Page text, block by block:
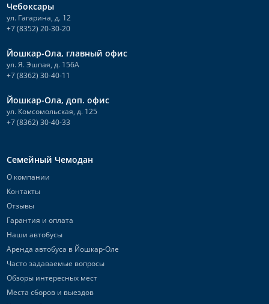
Чебоксары
ул. Гагарина, д. 12
+7 (8352) 20-30-20
Йошкар-Ола, главный офис
ул. Я. Эшпая, д. 156А
+7 (8362) 30-40-11
Йошкар-Ола, доп. офис
ул. Комсомольская, д. 125
+7 (8362) 30-40-33
Семейный Чемодан
О компании
Контакты
Отзывы
Гарантия и оплата
Наши автобусы
Аренда автобуса в Йошкар-Оле
Часто задаваемые вопросы
Обзоры интересных мест
Места сборов и выездов